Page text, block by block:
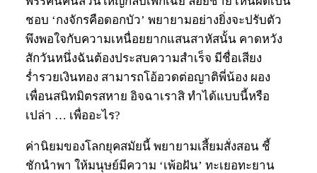
ชอบ ‘กงจักรคือดอกบัว’ พยายามอย่างยิ่งจะปรับตัว
พึงพอใจกับความเหนื่อยยากแสนสาหัสนั้น คาดหวัง
สักวันหนึ่งฉันต้องประสบความสำเร็จ มีชื่อเสียง
ร่ำรวยเงินทอง สามารถโอ้อวดต่อญาติพี่น้อง ผอง
เพื่อนสนิทมิตรสหาย อิจฉาเราสิ ทำได้แบบนี้หรือ
เปล่า … เพื่ออะไร?
ค่านิยมของโลกยุคสมัยนี้ พยายามเสี้ยมสั่งสอน ชี้
ชักนำพา ให้มนุษย์มีความ ‘เพ้อฝัน’ ทะเยอทะยาน